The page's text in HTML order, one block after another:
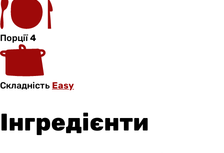
Порції4
Складність Easy
Інгредієнти